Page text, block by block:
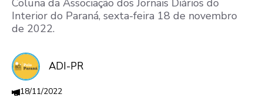
Coluna da Associação dos Jornais Diários do
Interior do Paraná, sexta-feira 18 de novembro
de 2022.
ADI-PR
18/11/2022